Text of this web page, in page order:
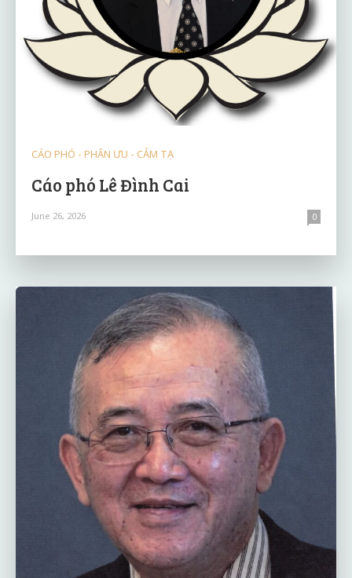
CÁO PHÓ - PHÂN ƯU - CẢM TẠ
Cáo phó Lê Đình Cai
June 26, 2026 0